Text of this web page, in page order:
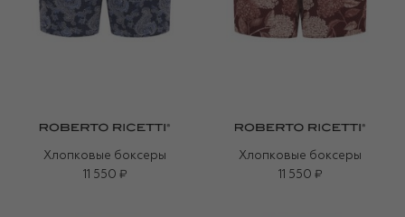
Хлопковые боксеры
11 550 ₽
Хлопковые боксеры
11 550 ₽